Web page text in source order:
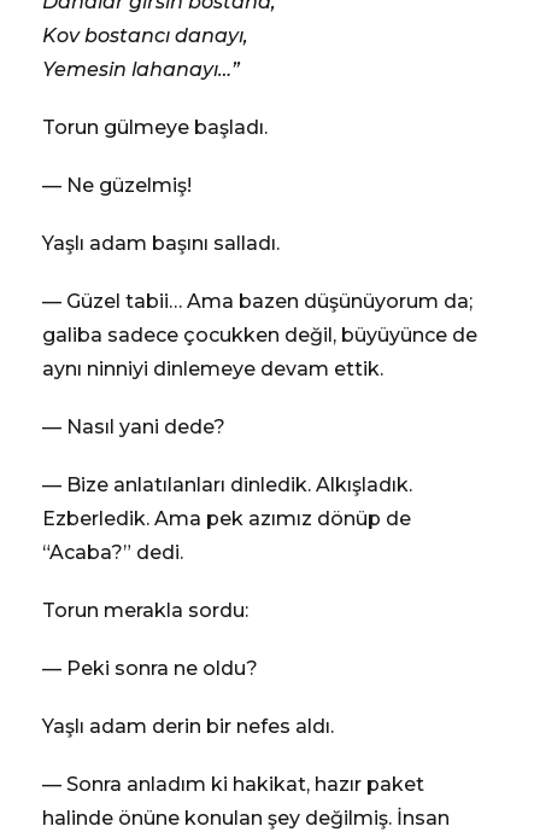
Kov bostancı danayı,
Yemesin lahanayı…”
Torun gülmeye başladı.
— Ne güzelmiş!
Yaşlı adam başını salladı.
— Güzel tabii… Ama bazen düşünüyorum da;
galiba sadece çocukken değil, büyüyünce de
aynı ninniyi dinlemeye devam ettik.
— Nasıl yani dede?
— Bize anlatılanları dinledik. Alkışladık.
Ezberledik. Ama pek azımız dönüp de
“Acaba?” dedi.
Torun merakla sordu:
— Peki sonra ne oldu?
Yaşlı adam derin bir nefes aldı.
— Sonra anladım ki hakikat, hazır paket
halinde önüne konulan şey değilmiş. İnsan